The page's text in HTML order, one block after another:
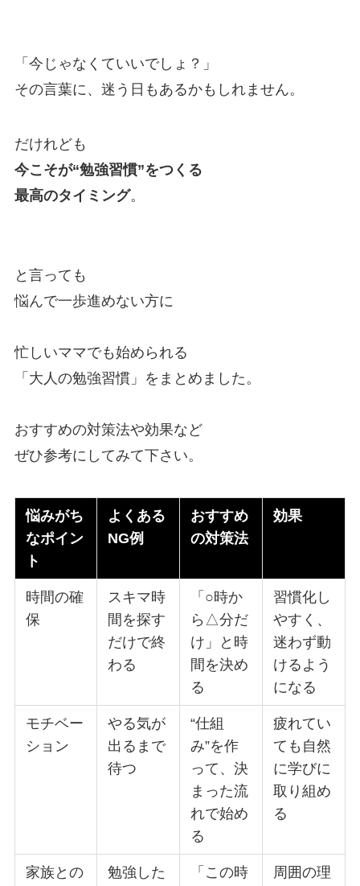
「今じゃなくていいでしょ？」
その言葉に、迷う日もあるかもしれません。
だけれども
今こそが“勉強習慣”をつくる
最高のタイミング。
と言っても
悩んで一歩進めない方に
忙しいママでも始められる
「大人の勉強習慣」をまとめました。
おすすめの対策法や効果など
ぜひ参考にしてみて下さい。
悩みがち
なポイン
ト
よくある
NG例
おすすめ
の対策法
効果
時間の確
保
スキマ時
間を探す
だけで終
わる
「○時か
ら△分だ
け」と時
間を決め
る
習慣化し
やすく、
迷わず動
けるよう
になる
モチベー
ション
やる気が
出るまで
待つ
“仕組
み”を作
って、決
まった流
れで始め
る
疲れてい
ても自然
に学びに
取り組め
る
家族との
勉強した
「この時
周囲の理